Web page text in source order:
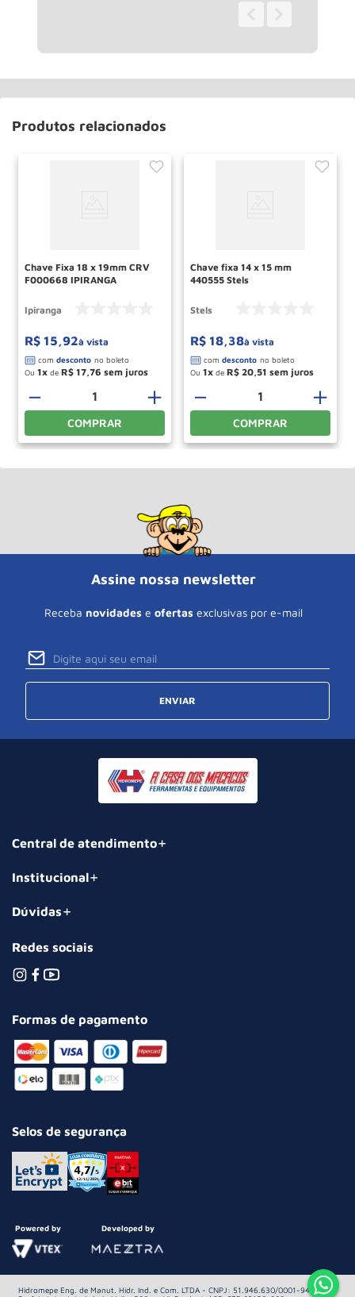
Produtos relacionados
Chave Fixa 18 x 19mm CRV
F000668 IPIRANGA
Ipiranga
R$ 15,92à vista
Ou 1 de R$ 17,76
＋
－
COMPRAR
Chave fixa 14 x 15 mm
440555 Stels
Stels
R$ 18,38à vista
Ou 1 de R$ 20,51
＋
－
COMPRAR
Assine nossa newsletter
Receba novidades e ofertas exclusivas por e-mail
ENVIAR
Central de atendimento
Institucional
Dúvidas
Redes sociais
Formas de pagamento
Selos de segurança
Powered by Developed by
Hidromepe Eng. de Manut. Hidr. Ind. e Com. LTDA - CNPJ: 51.946.630/0001-94 Av.